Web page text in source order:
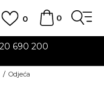
0
0
Odjeća